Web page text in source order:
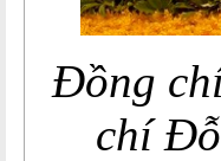
Đồng
chí